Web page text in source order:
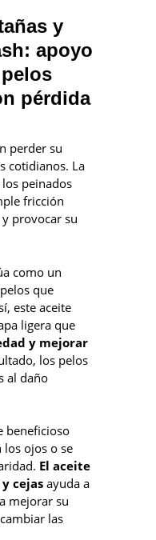
y
apoyo
pérdida
perder su
cotidianos. La
peinados
fricción
provocar su
como un
que
este aceite
ligera que
y mejorar
los pelos
al daño
beneficioso
los ojos o se
El aceite
cejas ayuda a
mejorar su
las